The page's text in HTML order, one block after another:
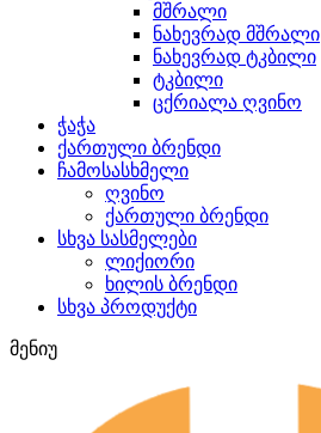
მშრალი
ნახევრად მშრალი
ნახევრად ტკბილი
ტკბილი
ცქრიალა ღვინო
ჭაჭა
ქართული ბრენდი
ჩამოსასხმელი
ღვინო
ქართული ბრენდი
სხვა სასმელები
ლიქიორი
ხილის ბრენდი
სხვა პროდუქტი
მენიუ